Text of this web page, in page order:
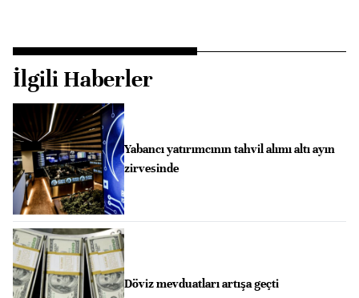
İlgili Haberler
Yabancı yatırımcının tahvil alımı altı ayın
zirvesinde
Döviz mevduatları artışa geçti